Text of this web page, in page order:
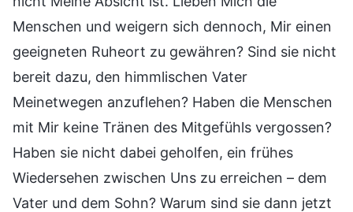
Menschen und weigern sich dennoch, Mir einen
geeigneten Ruheort zu gewähren? Sind sie nicht
bereit dazu, den himmlischen Vater
Meinetwegen anzuflehen? Haben die Menschen
mit Mir keine Tränen des Mitgefühls vergossen?
Haben sie nicht dabei geholfen, ein frühes
Wiedersehen zwischen Uns zu erreichen – dem
Vater und dem Sohn? Warum sind sie dann jetzt